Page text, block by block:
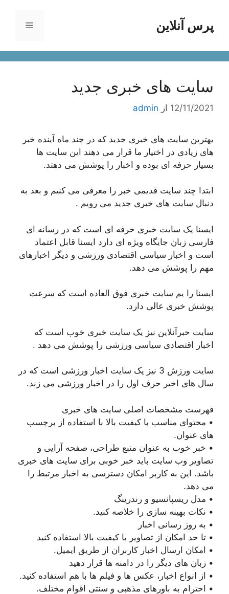
محتواپرس آنلاین فهرست
سایت های خبری جدید
12/11/2021 از admin
یهترین سایت های خبری جدید که در چند ماه آینده خبر
های زیادی در اختیار ما قرار می دهند این سایت ها
بسیار حرفه ای بوده و اخبار را پوشش می دهتد.
ابتدا چند سایت قدیمی خبر را معرفی می کنیم و بعد به
دنبال سایت های خبری جدید می رویم .
ایسنا یک سایت خبری حرفه ای است که در رسانه ای
فارسی زبان جایگاه ویژه ای دارد ایسنا قابل اعتماد
است و اخبار سیاسی اقتصادی ورزشی و دیگر اخبارهای
مهم را پوشش می دهد.
ایسنا را یم سایت خبری فوق العاده است که سرعت
پوشش خبری عالی دارد.
سایت حبرآنلاین نیز یک سایت خبری خوب است که
اخبار اقتصادی سیاسی ورزشی را پوشش می دهد .
سایت ورزش 3 نیز یک سایت اخبار ورزشی است که در
سال های اخیر حرف اول را در اخبار ورزشی می زند.
فهرست مشخصات اصلی سایت های خبری
• محتوای مناسب با کیفیت بالا با استفاده از برچسب
های عنوان.
• خبر خوب به عنوان منبع طراحی، صفحه آرایی و
تصاویر وب سایت باید خبر خوبی برای سایت های خبری
باشد. این به کاربر امکان دسترسی به اخبار مرتبط را
می دهد.
• مدل ریسپانسیو و رندرینگ
• نکات بهینه سازی را خلاصه کنید.
• به روز رسانی اخبار
• تا حد امکان از تصاویر با کیفیت بالا استفاده کنید
• امکان ارسال اخبار کاربران از طریق ایمیل.
• زبان های دیگر را در دامنه ها قرار دهید
• از انواع اخبار، عکس ها و فیلم ها با هم استفاده کنید.
• احترام به باورهای مذهبی و سنتی اقوام مختلف.